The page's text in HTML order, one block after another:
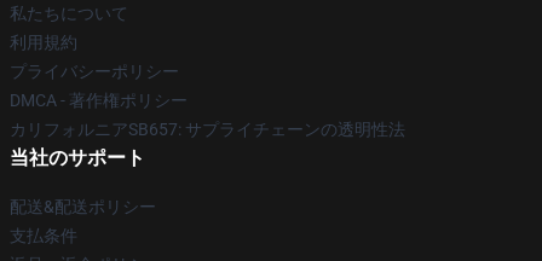
私たちについて
利用規約
プライバシーポリシー
DMCA - 著作権ポリシー
カリフォルニアSB657: サプライチェーンの透明性法
当社のサポート
配送&配送ポリシー
支払条件